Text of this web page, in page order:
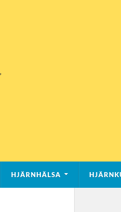
HJÄRNHÄLSA